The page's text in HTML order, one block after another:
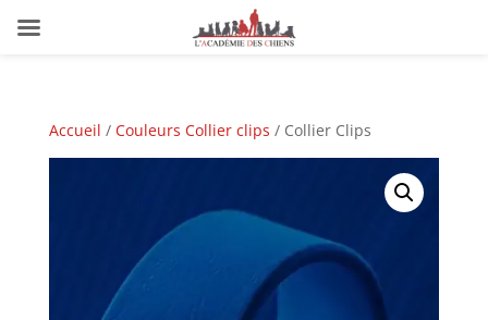
Accueil / Couleurs Collier clips / Collier Clips